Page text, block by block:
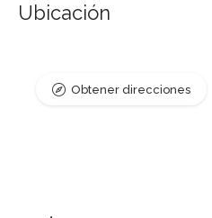
Ubicación
Obtener direcciones